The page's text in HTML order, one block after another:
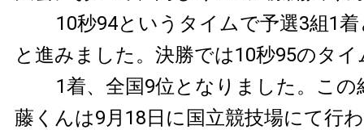
10秒94というタイムで予選3組1
と進みました。決勝では10秒95のタイ
1着、全国9位となりました。この
藤くんは9月18日に国立競技場にて行